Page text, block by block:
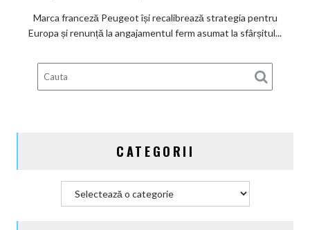
de
a
electric
până
modele
Marca franceză Peugeot își recalibrează strategia pentru
Europa și renunță la angajamentul ferm asumat la sfârșitul...
CATEGORII